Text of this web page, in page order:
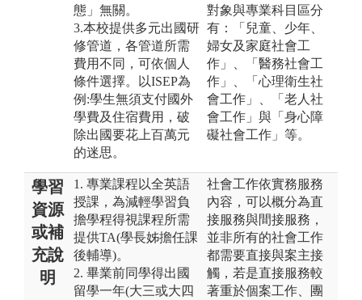
態」無關。
3.本校提供多元出國研
修管道，各管道所需
費用不同，可依個人
條件選擇。以ISEP為
例:學生無須支付國外
學費及住宿費用，破
除出國要花上百萬元
的迷思。
對象與專業科目區分
有：「兒童、少年、
婦女及家庭社會工
作」、「醫務社會工
作」、「心理衛生社
會工作」、「老人社
會工作」與「身心障
礙社會工作」等。
學習
資源
或補
充說
明
1. 專業課程以全英語
授課，為減輕學習負
擔學程得視課程所需
提供TA(學長姊擔任課
後輔導)。
2. 畢業前同學得出國
留學一年(大三或大四
社會工作依實務服務
內容，可以概分為直
接服務與間接服務，
並非所有的社會工作
都需要直接與案主接
觸，若是直接服務較
著重於個案工作、團